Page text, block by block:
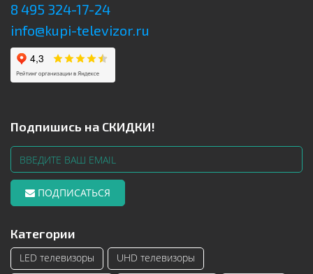
8 495 324-17-24
info@kupi-televizor.ru
Подпишись на СКИДКИ!
ПОДПИСАТЬСЯ
Категории
LED телевизоры
UHD телевизоры